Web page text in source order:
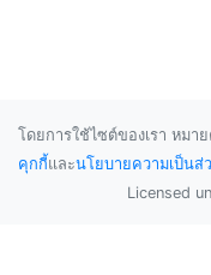
โดยการใช้ไซต์ของเรา หมา
คุกกี้และนโยบายความเป็นส่
Licensed